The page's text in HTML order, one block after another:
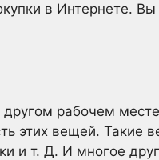
в Интернете. Вы
рабочем
этих вещей. Такие
и т. Д. И многое